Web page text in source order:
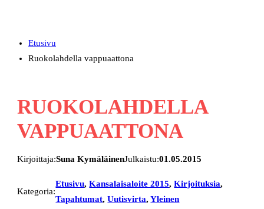
Etusivu
Ruokolahdella vappuaattona
RUOKOLAHDELLA
VAPPUAATTONA
Kirjoittaja:Suna KymäläinenJulkaistu:01.05.2015
Kategoria:
Etusivu, Kansalaisaloite 2015, Kirjoituksia
Tapahtumat, Uutisvirta, Yleinen